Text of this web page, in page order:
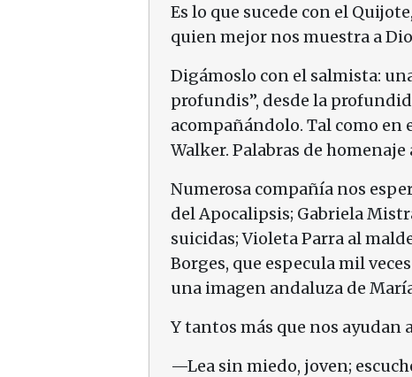
Es lo que sucede con el
quien mejor nos muestra a
Digámoslo con el salmista:
profundis”, desde la
acompañándolo. Tal como en
Walker. Palabras de
Numerosa compañía nos
del Apocalipsis; Gabriela
suicidas; Violeta Parra al
Borges, que especula mil
una imagen andaluza de
Y tantos más que nos
—Lea sin miedo, joven;